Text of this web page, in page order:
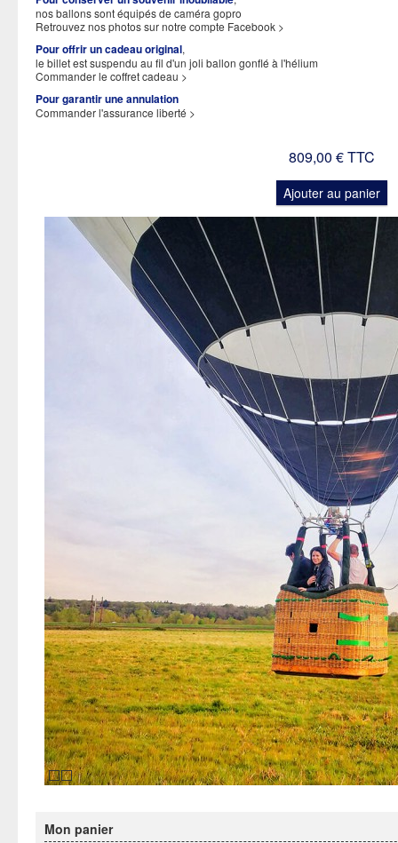
nos ballons sont équipés de caméra gopro
Retrouvez nos photos sur notre compte Facebook >
Pour offrir un cadeau original,
le billet est suspendu au fil d'un joli ballon gonflé à l'hélium
Commander le coffret cadeau >
Pour garantir une annulation
Commander l'assurance liberté >
809,00 € TTC
Ajouter au panier
Mon panier